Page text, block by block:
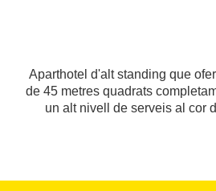
Aparthotel d'alt standing que
de 45 metres quadrats
un alt nivell de serveis al cor